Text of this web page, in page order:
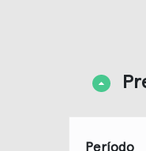
Período